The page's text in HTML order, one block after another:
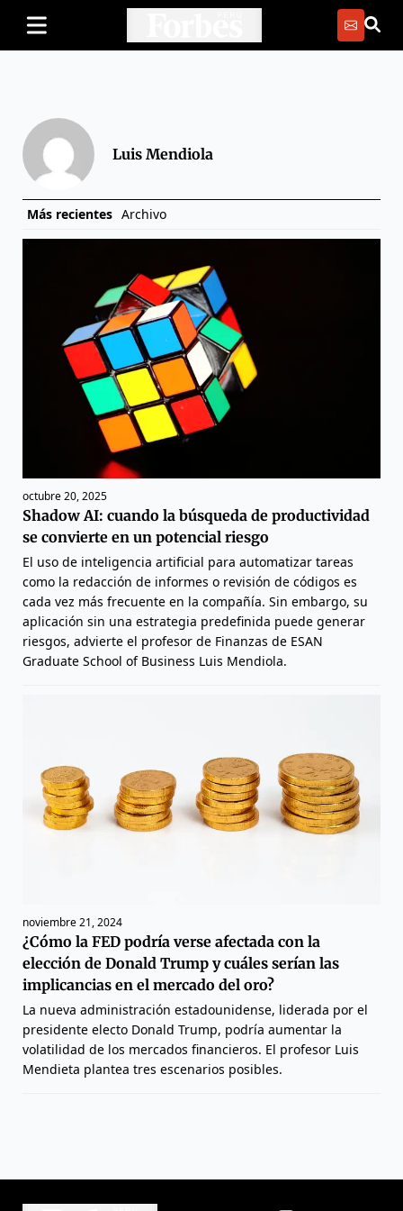
Luis Mendiola
Más recientes Archivo
octubre 20, 2025
Shadow AI: cuando la búsqueda de productividad
se convierte en un potencial riesgo
El uso de inteligencia artificial para automatizar tareas
como la redacción de informes o revisión de códigos es
cada vez más frecuente en la compañía. Sin embargo, su
aplicación sin una estrategia predefinida puede generar
riesgos, advierte el profesor de Finanzas de ESAN
Graduate School of Business Luis Mendiola.
noviembre 21, 2024
¿Cómo la FED podría verse afectada con la
elección de Donald Trump y cuáles serían las
implicancias en el mercado del oro?
La nueva administración estadounidense, liderada por el
presidente electo Donald Trump, podría aumentar la
volatilidad de los mercados financieros. El profesor Luis
Mendieta plantea tres escenarios posibles.